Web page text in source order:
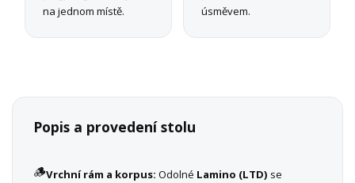
na jednom místě.
úsměvem.
Popis a provedení stolu
🪵Vrchní rám a korpus: Odolné Lamino (LTD) se